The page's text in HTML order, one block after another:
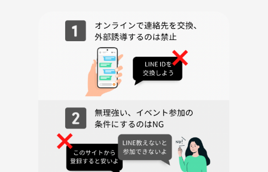
チのあとにカフェに行こうと思ってます
１度 行ってみたいので、みなさんと行けたら嬉しいです🌿